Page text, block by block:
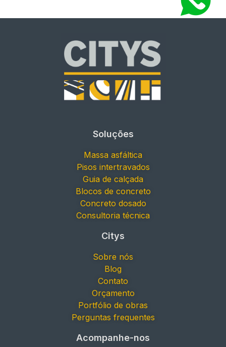
Soluções
Massa asfáltica
Pisos intertravados
Guia de calçada
Blocos de concreto
Concreto dosado
Consultoria técnica
Citys
Sobre nós
Blog
Contato
Orçamento
Portfólio de obras
Perguntas frequentes
Acompanhe-nos